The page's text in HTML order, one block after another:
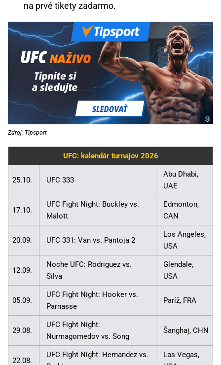
na prvé tikety zadarmo.
Zdroj: Tipsport
UFC: kalendár turnajov 2026
25.10. UFC 333
Abu Dhabi,
UAE
17.10.
UFC Fight Night: Buckley vs.
Malott
Edmonton,
CAN
20.09. UFC 331: Van vs. Pantoja 2
Los Angeles,
USA
12.09.
Noche UFC: Rodriguez vs.
Silva
Glendale,
USA
05.09.
UFC Fight Night: Hooker vs.
Parnasse
Paríž, FRA
29.08.
UFC Fight Night:
Nurmagomedov vs. Song
Šanghaj, CHN
22.08.
UFC Fight Night: Hernandez vs.
Las Vegas,